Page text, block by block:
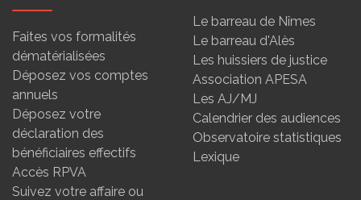
Faites vos formalités
dématérialisées
Déposez vos comptes
annuels
Déposez votre
déclaration des
bénéficiaires effectifs
Accès RPVA
Suivez votre affaire ou
Le barreau de Nîmes
Le barreau d'Alès
Les huissiers de justice
Association APESA
Les AJ/MJ
Calendrier des audiences
Observatoire statistiques
Lexique